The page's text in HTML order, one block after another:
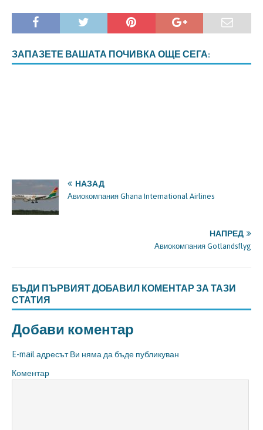
ЗАПАЗЕТЕ ВАШАТА ПОЧИВКА ОЩЕ СЕГА:
НАЗАД
Авиокомпания Ghana International Airlines
НАПРЕД
Авиокомпания Gotlandsflyg
БЪДИ ПЪРВИЯТ ДОБАВИЛ КОМЕНТАР ЗА ТАЗИ
СТАТИЯ
Добави коментар
E-mail адресът Ви няма да бъде публикуван
Коментар